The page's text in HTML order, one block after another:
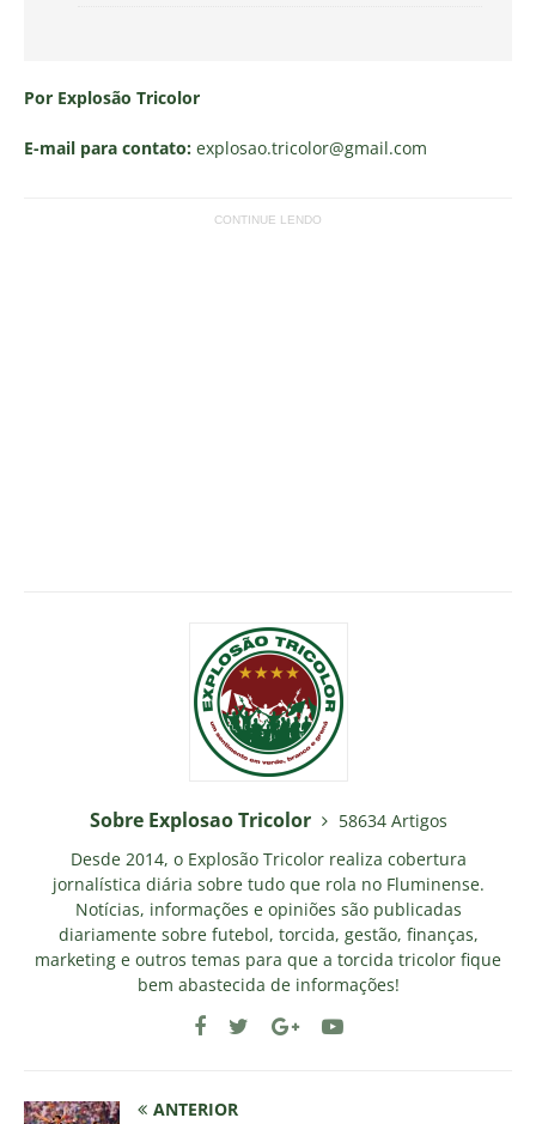
Por Explosão Tricolor
E-mail para contato: explosao.tricolor@gmail.com
CONTINUE LENDO
Sobre Explosao Tricolor
58634 Artigos
Desde 2014, o Explosão Tricolor realiza cobertura
jornalística diária sobre tudo que rola no Fluminense.
Notícias, informações e opiniões são publicadas
diariamente sobre futebol, torcida, gestão, finanças,
marketing e outros temas para que a torcida tricolor fique
bem abastecida de informações!
ANTERIOR